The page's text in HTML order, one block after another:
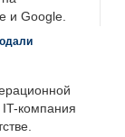
и Google.
компания